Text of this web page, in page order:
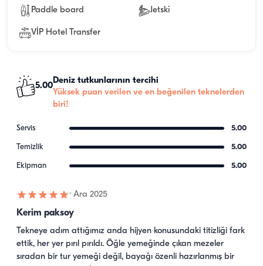
Paddle board Jetski
VİP Hotel Transfer
5.00
Deniz tutkunlarının tercihi
Yüksek puan verilen ve en beğenilen teknelerden
biri!
Servis 5.00
Temizlik 5.00
Ekipman 5.00
· Ara 2025
Kerim paksoy
Tekneye adım attığımız anda hijyen konusundaki titizliği fark
ettik, her yer pırıl pırıldı. Öğle yemeğinde çıkan mezeler
sıradan bir tur yemeği değil, bayağı özenli hazırlanmış bir